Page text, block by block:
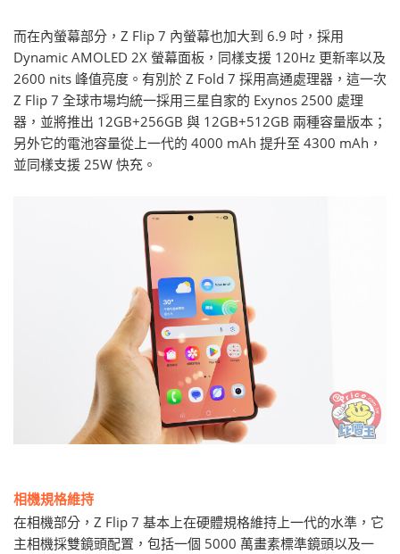
而在內螢幕部分，Z Flip 7 內螢幕也加大到 6.9 吋，採用
Dynamic AMOLED 2X 螢幕面板，同樣支援 120Hz 更新率以及
2600 nits 峰值亮度。有別於 Z Fold 7 採用高通處理器，這一次
Z Flip 7 全球市場均統一採用三星自家的 Exynos 2500 處理
器，並將推出 12GB+256GB 與 12GB+512GB 兩種容量版本；
另外它的電池容量從上一代的 4000 mAh 提升至 4300 mAh，
並同樣支援 25W 快充。
相機規格維持
在相機部分，Z Flip 7 基本上在硬體規格維持上一代的水準，它
主相機採雙鏡頭配置，包括一個 5000 萬畫素標準鏡頭以及一